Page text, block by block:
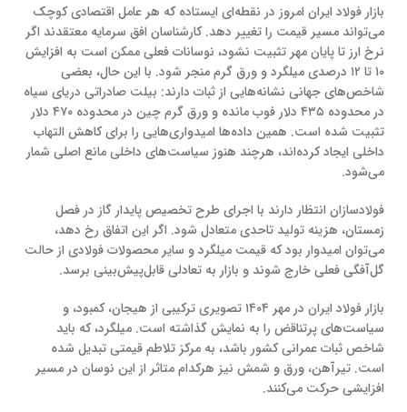
بازار فولاد ایران امروز در نقطه‌ای ایستاده که هر عامل اقتصادی کوچک
می‌تواند مسیر قیمت را تغییر دهد. کارشناسان افق سرمایه معتقدند اگر
نرخ ارز تا پایان مهر تثبیت نشود، نوسانات فعلی ممکن است به افزایش
۱۰ تا ۱۲ درصدی میلگرد و ورق گرم منجر شود. با این حال، بعضی
شاخص‌های جهانی نشانه‌هایی از ثبات دارند: بیلت صادراتی دریای سیاه
در محدوده ۴۳۵ دلار فوب مانده و ورق گرم چین در محدوده ۴۷۰ دلار
تثبیت شده است. همین داده‌ها امیدواری‌هایی را برای کاهش التهاب
داخلی ایجاد کرده‌اند، هرچند هنوز سیاست‌های داخلی مانع اصلی شمار
می‌شود.
فولادسازان انتظار دارند با اجرای طرح تخصیص پایدار گاز در فصل
زمستان، هزینه تولید تاحدی متعادل شود. اگر این اتفاق رخ دهد،
می‌توان امیدوار بود که قیمت میلگرد و سایر محصولات فولادی از حالت
گل‌آفگی فعلی خارج شوند و بازار به تعادلی قابل‌پیش‌بینی برسد.
بازار فولاد ایران در مهر ۱۴۰۴ تصویری ترکیبی از هیجان، کمبود، و
سیاست‌های پرتناقض را به نمایش گذاشته است. میلگرد، که باید
شاخص ثبات عمرانی کشور باشد، به مرکز تلاطم قیمتی تبدیل شده
است. تیرآهن، ورق و شمش نیز هرکدام متاثر از این نوسان در مسیر
افزایشی حرکت می‌کنند.